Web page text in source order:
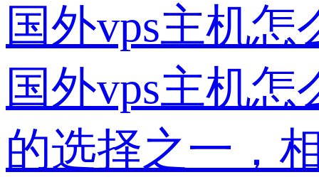
国外vps主机怎
国外vps主机
的选择之一，